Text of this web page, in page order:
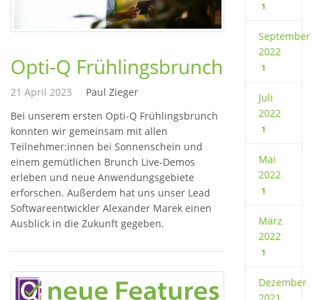
Opti-Q Frühlingsbrunch
21 April 2023
Paul Zieger
Bei unserem ersten Opti-Q Frühlingsbrunch
konnten wir gemeinsam mit allen
Teilnehmer:innen bei Sonnenschein und
einem gemütlichen Brunch Live-Demos
erleben und neue Anwendungsgebiete
erforschen. Außerdem hat uns unser Lead
Softwareentwickler Alexander Marek einen
Ausblick in die Zukunft gegeben.
1
September
2022
1
Juli
2022
1
Mai
2022
1
März
2022
1
Dezember
2021